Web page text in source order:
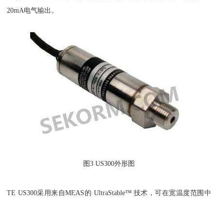
20mA电气输出。
图3 US300外形图
TE US300采用来自MEAS的 UltraStable™ 技术，可在宽温度范围中